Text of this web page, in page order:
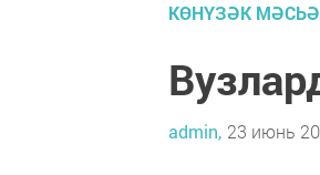
КӨНҮЗӘК
admin, 23 июнь